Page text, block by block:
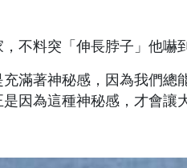
不料突「伸長脖子」他嚇
滿著神秘感，因為我們
因為這種神秘感，才會讓